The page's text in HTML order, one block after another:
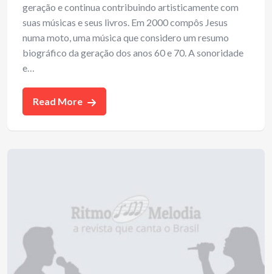
geração e continua contribuindo artisticamente com
suas músicas e seus livros. Em 2000 compôs Jesus
numa moto, uma música que considero um resumo
biográfico da geração dos anos 60 e 70. A sonoridade
e…
Read More